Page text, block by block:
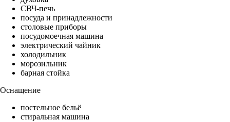
СВЧ-печь
посуда и принадлежности
столовые приборы
посудомоечная машина
электрический чайник
холодильник
морозильник
барная стойка
Оснащение
постельное бельё
стиральная машина